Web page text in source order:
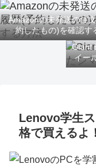
Amazonの未発送の注
約したもの)を確認す
Giant
イー
Lenovo学生
格で買えるよ！